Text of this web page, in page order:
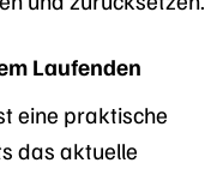
Laufenden
eine praktische
das aktuelle